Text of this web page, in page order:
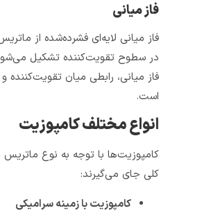
فاز میانی
فاز میانی لایه‌ای فشرده­‌شده از ماتریس است که
در سطوح تقویت­‌کننده تشکیل می‌­شود. در واقع
فاز میانی، رابطی میان تقویت­‌کننده و ماتریس
انواع مختلف کامپوزیت
کامپوزیت‌ها با توجه به نوع ماتریس در ۴ گروه
کلی جای می‌گیرند:
کامپوزیت با زمینه سرامیکی